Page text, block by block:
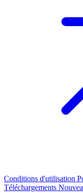
Conditions d'utilisation
Téléchargements